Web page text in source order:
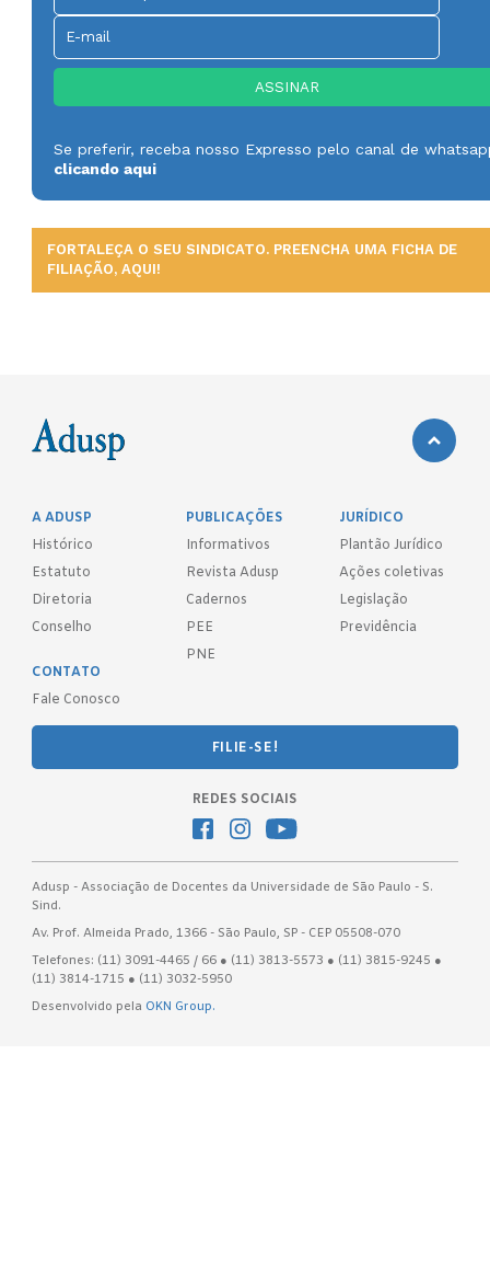
Se preferir, receba nosso Expresso pelo canal de
clicando aqui
FORTALEÇA O SEU SINDICATO. PREENCHA UMA FICHA DE
FILIAÇÃO, AQUI!
A ADUSP
Histórico
Estatuto
Diretoria
Conselho
PUBLICAÇÕES
Informativos
Revista Adusp
Cadernos
PEE
PNE
JURÍDICO
Plantão Jurídico
Ações coletivas
Legislação
Previdência
CONTATO
Fale Conosco
FILIE-SE!
REDES SOCIAIS
Adusp - Associação de Docentes da Universidade de São Paulo - S.
Sind.
Av. Prof. Almeida Prado, 1366 - São Paulo, SP - CEP 05508-070
Telefones: (11) 3091-4465 / 66 ● (11) 3813-5573 ● (11) 3815-9245 ●
(11) 3814-1715 ● (11) 3032-5950
Desenvolvido pela OKN Group.